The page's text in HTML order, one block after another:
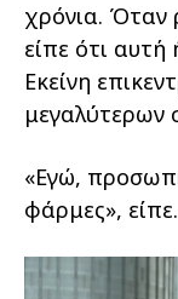
χρόνια. Όταν
είπε ότι
Εκείνη
μεγαλύτερων
«Εγώ,
φάρμες», είπε.